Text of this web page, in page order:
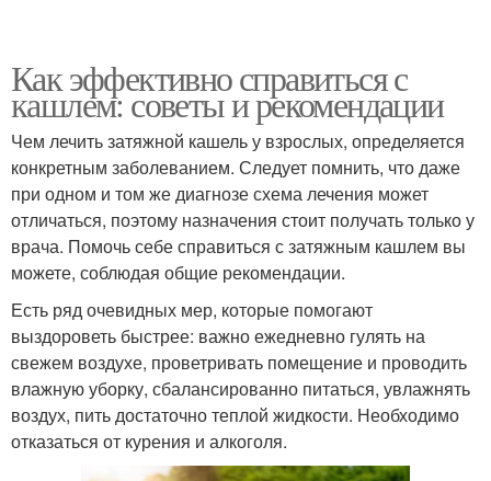
Как эффективно справиться с
кашлем: советы и рекомендации
Чем лечить затяжной кашель у взрослых, определяется
конкретным заболеванием. Следует помнить, что даже
при одном и том же диагнозе схема лечения может
отличаться, поэтому назначения стоит получать только у
врача. Помочь себе справиться с затяжным кашлем вы
можете, соблюдая общие рекомендации.
Есть ряд очевидных мер, которые помогают
выздороветь быстрее: важно ежедневно гулять на
свежем воздухе, проветривать помещение и проводить
влажную уборку, сбалансированно питаться, увлажнять
воздух, пить достаточно теплой жидкости. Необходимо
отказаться от курения и алкоголя.